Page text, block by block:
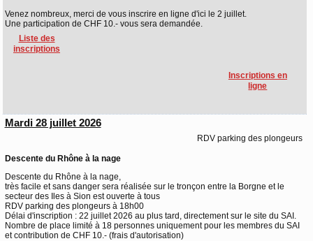
Venez nombreux, merci de vous inscrire en ligne d'ici le 2 juillet.
Une participation de CHF 10.- vous sera demandée.
Liste des
inscriptions
Inscriptions en
ligne
Mardi 28 juillet 2026
RDV parking des plongeurs
Descente du Rhône à la nage
Descente du Rhône à la nage,
très facile et sans danger sera réalisée sur le tronçon entre la Borgne et le
secteur des Iles à Sion est ouverte à tous
RDV parking des plongeurs à 18h00
Délai d'inscription : 22 juillet 2026 au plus tard, directement sur le site du SAI.
Nombre de place limité à 18 personnes uniquement pour les membres du SAI
et contribution de CHF 10.- (frais d'autorisation)